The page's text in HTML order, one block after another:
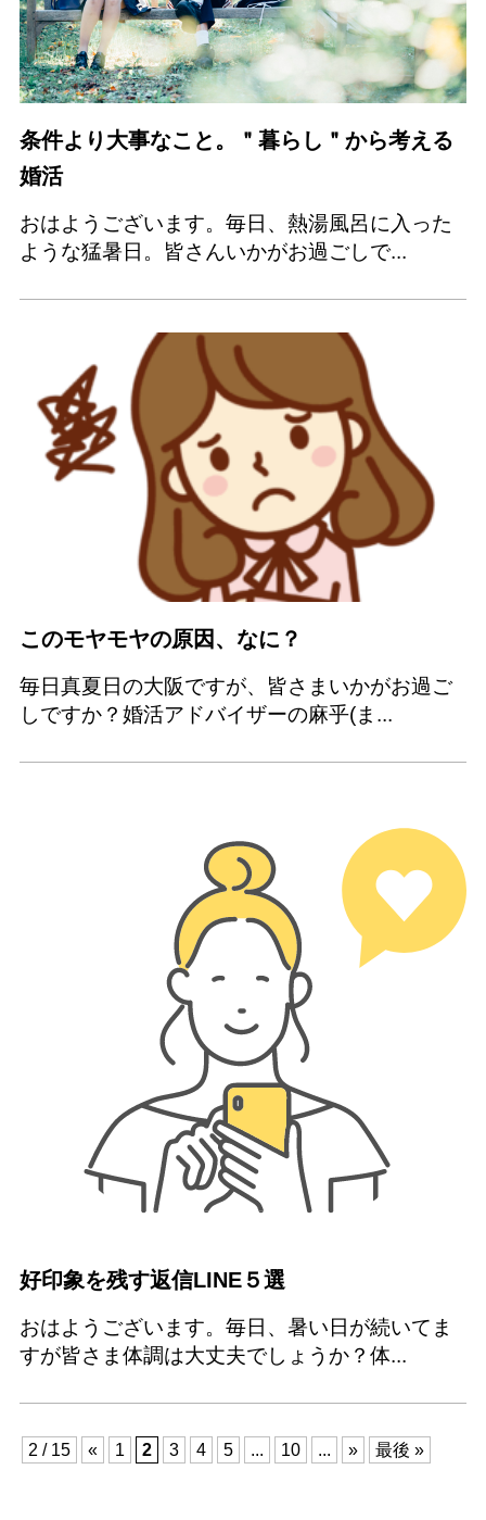
条件より大事なこと。＂暮らし＂から考える
婚活
おはようございます。毎日、熱湯風呂に入った
ような猛暑日。皆さんいかがお過ごしで...
このモヤモヤの原因、なに？
毎日真夏日の大阪ですが、皆さまいかがお過ご
しですか？婚活アドバイザーの麻乎(ま...
好印象を残す返信LINE５選
おはようございます。毎日、暑い日が続いてま
すが皆さま体調は大丈夫でしょうか？体...
2 / 15 « 1 2 3 4 5 ... 10 ... » 最後 »